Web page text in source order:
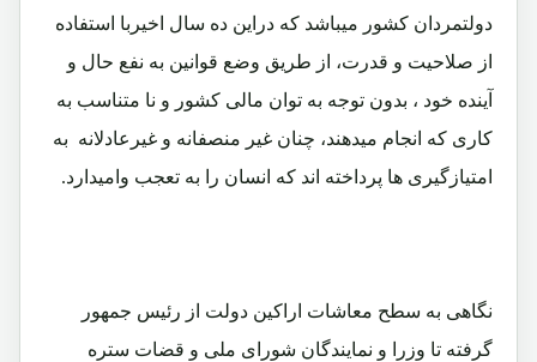
دولتمردان کشور میباشد که دراین ده سال اخیربا استفاده
از صلاحیت و قدرت، از طریق وضع قوانین به نفع حال و
آینده خود ، بدون توجه به توان مالی کشور و نا متناسب به
کاری که انجام میدهند، چنان غیر منصفانه و غیرعادلانه به
امتیازگیری ها پرداخته اند که انسان را به تعجب وامیدارد.
نگاهی به سطح معاشات اراکین دولت از رئیس جمهور
گرفته تا وزرا و نمایندگان شورای ملی و قضات ستره